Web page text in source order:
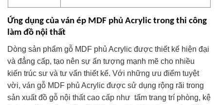
Ứng dụng của ván ép MDF phủ Acrylic trong thi công
làm đồ nội thất
Dòng sản phẩm gỗ MDF phủ Acrylic được thiết kế hiện đại
và đẳng cấp, tạo nên sự ấn tượng mạnh mẽ cho nhiều
kiến trúc sư và tư vấn thiết kế. Với những ưu điểm tuyệt
vời, ván gỗ MDF phủ Acrylic được sử dụng rộng rãi trong
sản xuất đồ gỗ nội thất cao cấp như tấm trang trí phòng, kệ